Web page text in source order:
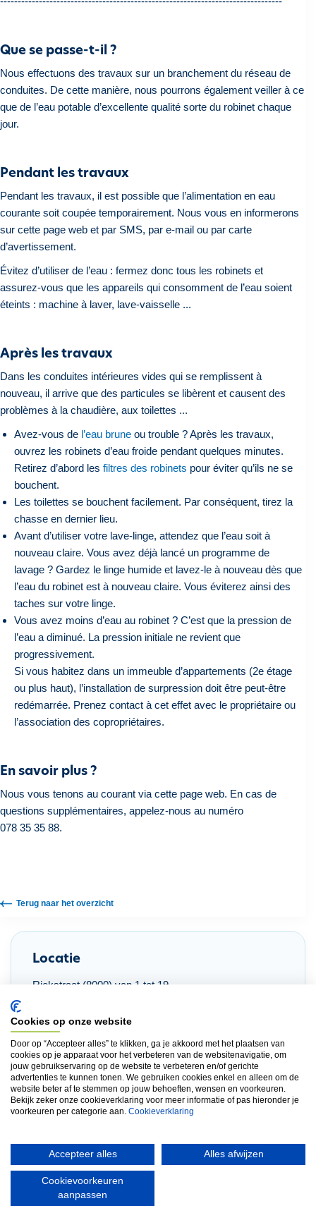
Que se passe-t-il ?
Nous effectuons des travaux sur un branchement du réseau de
conduites. De cette manière, nous pourrons également veiller à ce
que de l’eau potable d’excellente qualité sorte du robinet chaque
jour.
Pendant les travaux
Pendant les travaux, il est possible que l’alimentation en eau
courante soit coupée temporairement. Nous vous en informerons
sur cette page web et par SMS, par e-mail ou par carte
d’avertissement.
Évitez d’utiliser de l’eau : fermez donc tous les robinets et
assurez-vous que les appareils qui consomment de l’eau soient
éteints : machine à laver, lave-vaisselle ...
Après les travaux
Dans les conduites intérieures vides qui se remplissent à
nouveau, il arrive que des particules se libèrent et causent des
problèmes à la chaudière, aux toilettes ...
Avez-vous de l’eau brune ou trouble ? Après les travaux,
ouvrez les robinets d’eau froide pendant quelques minutes.
Retirez d’abord les filtres des robinets pour éviter qu’ils ne se
bouchent.
Les toilettes se bouchent facilement. Par conséquent, tirez la
chasse en dernier lieu.
Avant d’utiliser votre lave-linge, attendez que l’eau soit à
nouveau claire. Vous avez déjà lancé un programme de
lavage ? Gardez le linge humide et lavez-le à nouveau dès que
l’eau du robinet est à nouveau claire. Vous éviterez ainsi des
taches sur votre linge.
Vous avez moins d’eau au robinet ? C’est que la pression de
l’eau a diminué. La pression initiale ne revient que
progressivement.
Si vous habitez dans un immeuble d’appartements (2e étage
ou plus haut), l’installation de surpression doit être peut-être
redémarrée. Prenez contact à cet effet avec le propriétaire ou
l’association des copropriétaires.
En savoir plus ?
Nous vous tenons au courant via cette page web. En cas de
questions supplémentaires, appelez-nous au numéro
078 35 35 88.
Terug naar het overzicht
Locatie
Riekstraat (8000) van 1 tot 19
Sikkelstraat (8000) even nummers van 6 tot 70
Spastraat (8000) oneven nummers van 1 tot 15
Vorkstraat (8000) even nummers van 2 tot 26
Vorkstraat (8000) oneven nummers van 13 tot 25
Privacyverklaring
Cookies op onze website
Door op “Accepteer alles” te klikken, ga je akkoord met het plaatsen van
cookies op je apparaat voor het verbeteren van de websitenavigatie, om
jouw gebruikservaring op de website te verbeteren en/of gerichte
advertenties te kunnen tonen. We gebruiken cookies enkel en alleen om de
website beter af te stemmen op jouw behoeften, wensen en voorkeuren.
Bekijk zeker onze cookieverklaring voor meer informatie of pas hieronder je
voorkeuren per categorie aan. Cookieverklaring
Accepteer alles Alles afwijzen
Cookievoorkeuren
aanpassen